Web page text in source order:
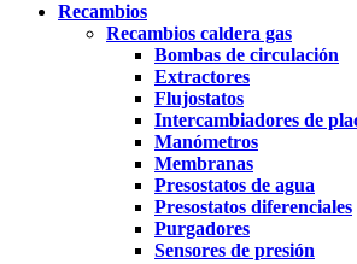
Recambios
Recambios caldera gas
Bombas de circulación
Extractores
Flujostatos
Intercambiadores de
Manómetros
Membranas
Presostatos de agua
Presostatos diferenciales
Purgadores
Sensores de presión